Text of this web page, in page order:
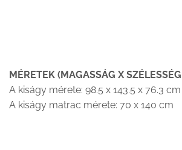
MÉRETEK (MAGASSÁG X
A kiságy mérete: 98.5 x 143.5 x 76.3 cm
A kiságy matrac mérete: 70 x 140 cm